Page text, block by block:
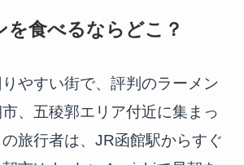
を食べるならどこ？
やすい街で、評判のラーメン
、五稜郭エリア付近に集まっ
旅行者は、JR函館駅からすぐ